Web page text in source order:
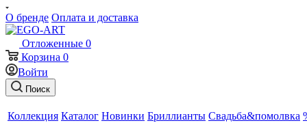
О бренде Оплата и доставка
Отложенные 0
Корзина 0
Войти
Поиск
Коллекция Каталог Новинки Бриллианты Свадьба&помолвка